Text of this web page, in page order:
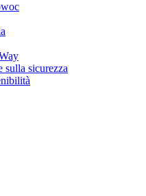
sulla sicurezza